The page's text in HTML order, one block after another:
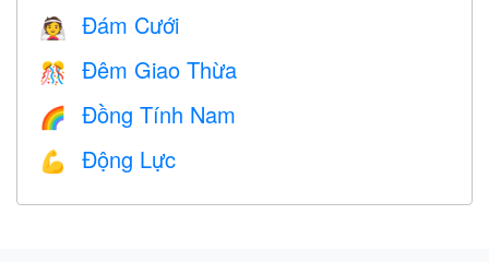
👰 Đám Cưới
🎊 Đêm Giao Thừa
🌈 Đồng Tính Nam
💪 Động Lực